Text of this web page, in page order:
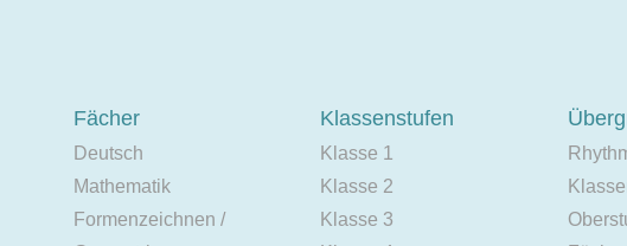
Fächer
Deutsch
Mathematik
Formenzeichnen /
Klassenstufen
Klasse 1
Klasse 2
Klasse 3